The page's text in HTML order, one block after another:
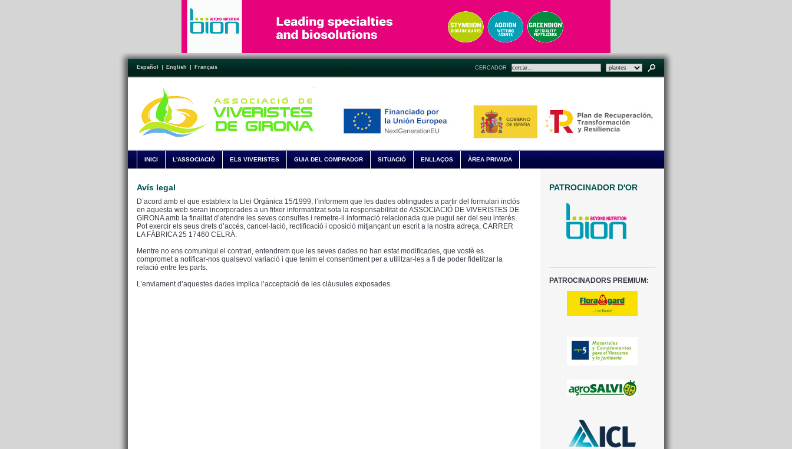
Español English Français CERCADOR
INICI L'ASSOCIACIÓ ELS VIVERISTES GUIA DEL COMPRADOR SITUACIÓ ENLLAÇOS ÀREA PRIVADA
Avís legal
D’acord amb el que estableix la Llei Orgànica 15/1999, l’informem que les dades obtingudes a partir del formulari inclós
en aquesta web seran incorporades a un fitxer informatitzat sota la responsabilitat de ASSOCIACIÓ DE VIVERISTES DE
GIRONA amb la finalitat d’atendre les seves consultes i remetre-li informació relacionada que pugui ser del seu interès.
Pot exercir els seus drets d’accés, cancel·lació, rectificació i oposició mitjançant un escrit a la nostra adreça, CARRER
LA FÀBRICA 25 17460 CELRÀ.
Mentre no ens comuniqui el contrari, entendrem que les seves dades no han estat modificades, que vostè es
compromet a notificar-nos qualsevol variació i que tenim el consentiment per a utilitzar-les a fi de poder fidelitzar la
relació entre les parts.
L’enviament d’aquestes dades implica l’acceptació de les clàusules exposades.
PATROCINADOR D'OR
PATROCINADORS PREMIUM: